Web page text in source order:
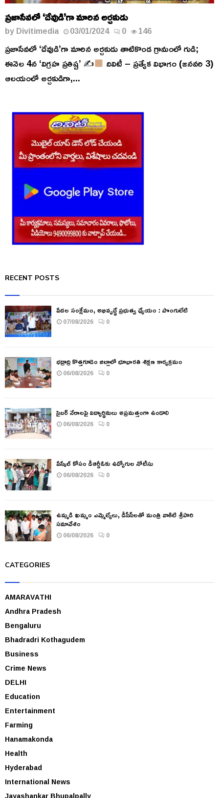
ప్రజాసేవలో ‘దేవుడి’గా మారిన అర్చకుడు
byDivitimedia 03/01/2024 0 146
ప్రజాసేవలో ‘దేవుడి’గా మారిన అర్చకుడు తాటికొండ గ్రామంలో గుడి;
ఈనెల 4న ‘విగ్రహ ప్రతిష్ట’ ✍
దివిటీ – ప్రత్యేక విభాగం (జనవరి 3)
ఆలయంలో అర్చకుడిగా,...
RECENT POSTS
పేదల సంక్షేమం, అభివృద్ధే ప్రభుత్వ ధ్యేయం : పొంగులేటి
07/08/2026 0
భద్రాద్రి కొత్తగూడెం జిల్లాలో భూభారతి శిక్షణ కార్యక్రమం
06/08/2026 0
సైబర్ నేరాలపై విద్యార్థినులు అప్రమత్తంగా ఉండాలి
06/08/2026 0
పేస్కేల్ కోసం డీఆర్డీఓకు ఉద్యోగుల నోటీసు
06/08/2026 0
ఉమ్మడి ఖమ్మం ఎమ్మెల్యేలు, డీసీసీలతో మంత్రి వాకిటి శ్రీహరి
సమావేశం
06/08/2026 0
CATEGORIES
AMARAVATHI
Andhra Pradesh
Bengaluru
Bhadradri Kothagudem
Business
Crime News
DELHI
Education
Entertainment
Farming
Hanamakonda
Health
Hyderabad
International News